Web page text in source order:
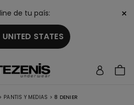
de tu país:
STATES
×
> PANTIS Y MEDIAS > 8 DENIER